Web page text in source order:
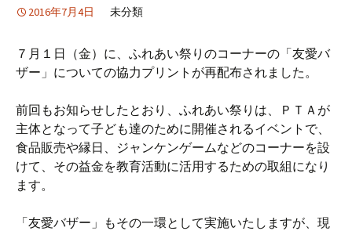
2016年7月4日 未分類
７月１日（金）に、ふれあい祭りのコーナーの「友愛バ
ザー」についての協力プリントが再配布されました。
前回もお知らせしたとおり、ふれあい祭りは、ＰＴＡが
主体となって子ども達のために開催されるイベントで、
食品販売や縁日、ジャンケンゲームなどのコーナーを設
けて、その益金を教育活動に活用するための取組になり
ます。
「友愛バザー」もその一環として実施いたしますが、現